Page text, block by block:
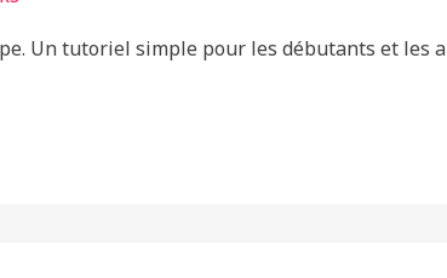
Un tutoriel simple pour les débutants et les